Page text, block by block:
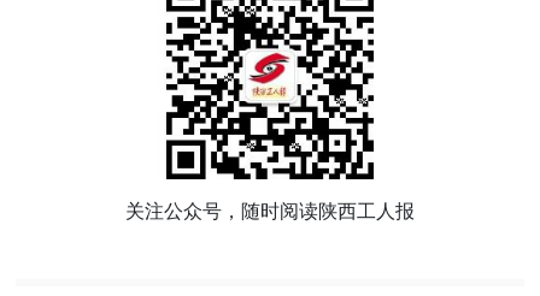
关注公众号，随时阅读陕西工人报